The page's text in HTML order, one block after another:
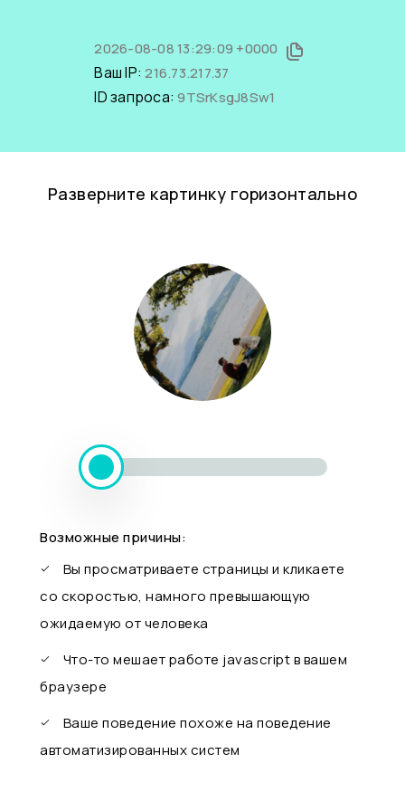
2026-08-08 13:29:09 +0000
Ваш IP:216.73.217.37
ID запроса:9TSrKsgJ8Sw1
Разверните картинку горизонтально
Возможные причины:
Вы просматриваете страницы и кликаете
со скоростью, намного превышающую
ожидаемую от человека
Что-то мешает работе javascript в вашем
браузере
Ваше поведение похоже на поведение
автоматизированных систем